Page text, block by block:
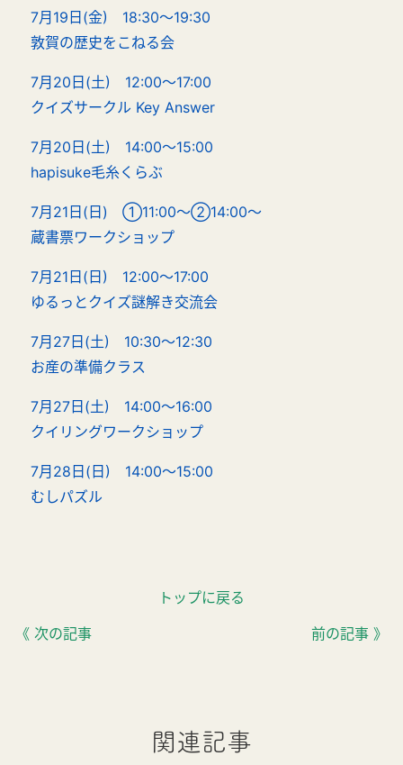
7月19日(金) 18:30～19:30
敦賀の歴史をこねる会
7月20日(土) 12:00～17:00
クイズサークル Key Answer
7月20日(土) 14:00～15:00
hapisuke毛糸くらぶ
7月21日(日) ①11:00～②14:00～
蔵書票ワークショップ
7月21日(日) 12:00～17:00
ゆるっとクイズ謎解き交流会
7月27日(土) 10:30～12:30
お産の準備クラス
7月27日(土) 14:00～16:00
クイリングワークショップ
7月28日(日) 14:00～15:00
むしパズル
《 次の記事
トップに戻る
前の記事 》
関連記事